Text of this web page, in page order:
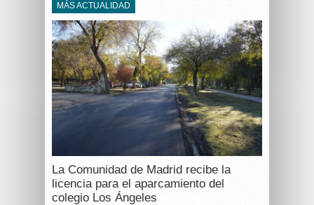
MÁS ACTUALIDAD
La Comunidad de Madrid recibe la
licencia para el aparcamiento del
colegio Los Ángeles